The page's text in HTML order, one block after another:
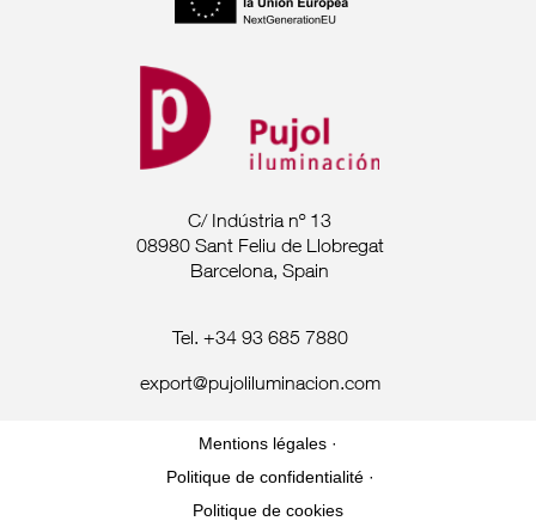
C/ Indústria nº 13
08980 Sant Feliu de Llobregat
Barcelona, Spain
Tel. +34 93 685 7880
export@pujoliluminacion.com
Mentions légales ·
Politique de confidentialité ·
Politique de cookies